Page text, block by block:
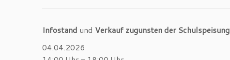
Infostand und Verkauf zugunsten der Schulspeisung
04.04.2026